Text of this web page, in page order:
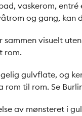
vaskerom,
og gang, kan
visuelt
rom.
gulvflate, og
til rom. Se
av mønsteret i